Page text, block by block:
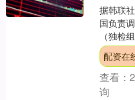
据韩联
国负责
（独检
取强制
称，独立
配资在
查看：
询